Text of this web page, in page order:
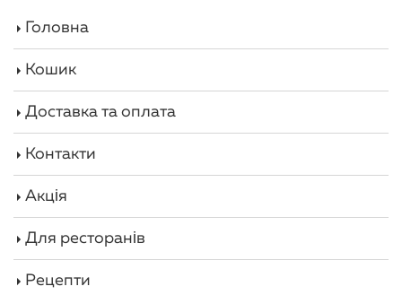
Головна
Кошик
Доставка та оплата
Контакти
Акція
Для ресторанів
Рецепти